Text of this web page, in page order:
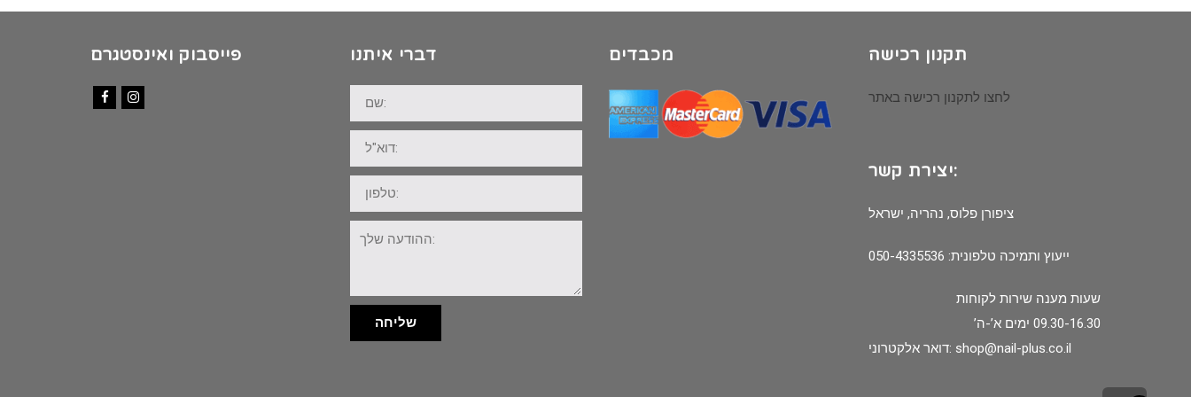
פייסבוק ואינסטגרם דברי איתנו
שם:
דוא"ל:
טלפון:
ההודעה
שלך:
שליחה
מכבדים תקנון רכישה
לחצו לתקנון רכישה באתר
יצירת קשר:
ציפורן פלוס, נהריה, ישראל
ייעוץ ותמיכה טלפונית: 050-4335536
שעות מענה שירות לקוחות
09.30-16.30 ימים א’-ה’
דואר אלקטרוני: shop@nail-plus.co.il